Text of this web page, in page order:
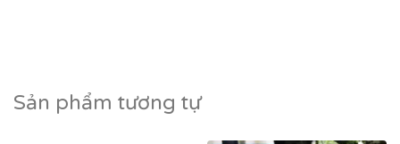
Sản phẩm tương tự